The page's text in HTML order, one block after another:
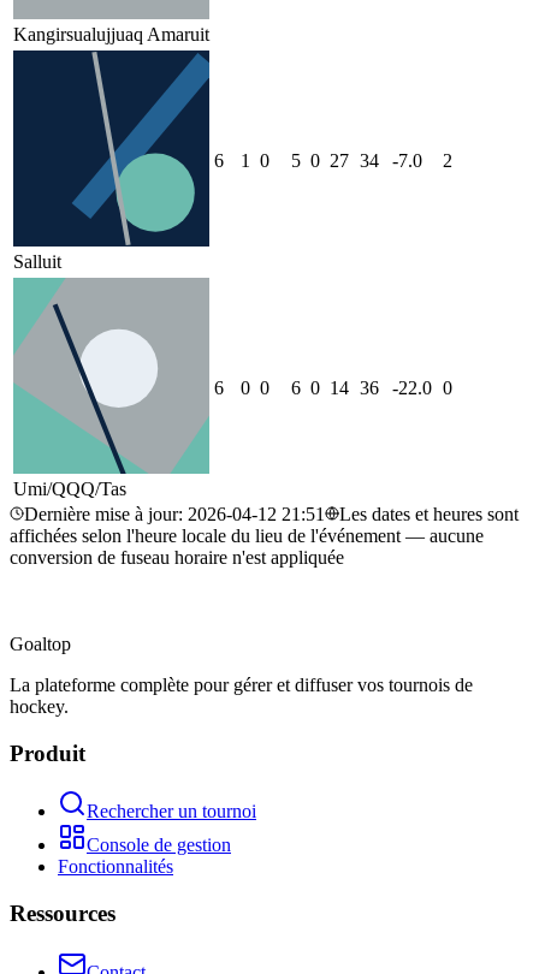
Kangirsualujjuaq Amaruit
Salluit
6 1 0 5 0 27 34 -7.0 2
Umi/QQQ/Tas
6 0 0 6 0 14 36 -22.0 0
Dernière mise à jour: 2026-04-12 21:51
Les dates et heures sont
affichées selon l'heure locale du lieu de l'événement — aucune
conversion de fuseau horaire n'est appliquée
Goaltop
La plateforme complète pour gérer et diffuser vos tournois de
hockey.
Produit
Rechercher un tournoi
Console de gestion
Fonctionnalités
Ressources